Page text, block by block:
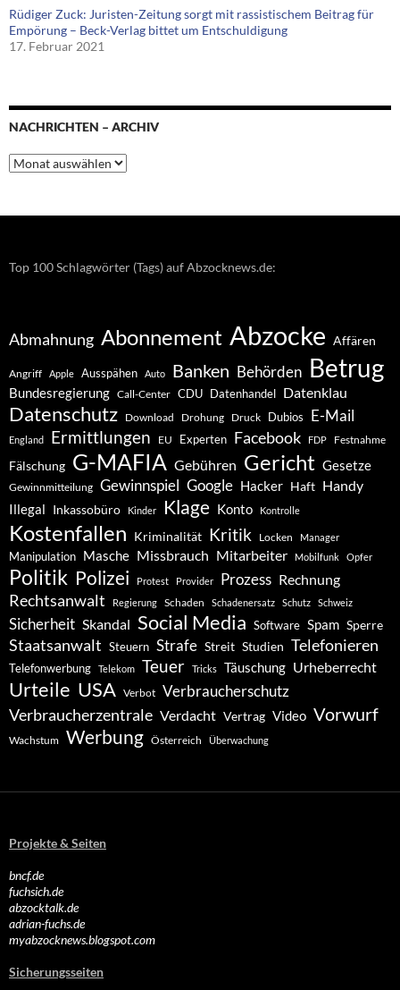
Rüdiger Zuck: Juristen-Zeitung sorgt mit rassistischem Beitrag für
Empörung – Beck-Verlag bittet um Entschuldigung
17. Februar 2021
NACHRICHTEN – ARCHIV
Nachrichten
–
Top 100 Schlagwörter (Tags) auf Abzocknews.de:
Abmahnung Abonnement Abzocke Affären
Angriff Apple Ausspähen Auto Banken Behörden Betrug
Bundesregierung Call-Center CDU Datenhandel Datenklau
Datenschutz Download Drohung Druck Dubios E-Mail
England Ermittlungen EU Experten Facebook FDP Festnahme
Fälschung G-MAFIA Gebühren Gericht Gesetze
Gewinnmitteilung Gewinnspiel Google Hacker Haft Handy
Illegal Inkassobüro Kinder Klage Konto Kontrolle
Kostenfallen Kriminalität Kritik Locken Manager
Manipulation Masche Missbrauch Mitarbeiter Mobilfunk Opfer
Politik Polizei Protest Provider Prozess Rechnung
Rechtsanwalt Regierung Schaden Schadenersatz Schutz Schweiz
Sicherheit Skandal Social Media Software Spam Sperre
Staatsanwalt Steuern Strafe Streit Studien Telefonieren
Telefonwerbung Telekom Teuer Tricks Täuschung Urheberrecht
Urteile USA Verbot Verbraucherschutz
Verbraucherzentrale Verdacht Vertrag Video Vorwurf
Wachstum Werbung Österreich Überwachung
Projekte & Seiten
bncf.de
fuchsich.de
abzocktalk.de
adrian-fuchs.de
myabzocknews.blogspot.com
Sicherungsseiten